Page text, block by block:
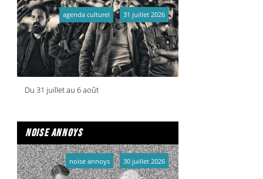
Du 31 juillet au 6 août
agenda culturel 31 juillet 2026
noise annoys
noise annoys 30 juillet 2026